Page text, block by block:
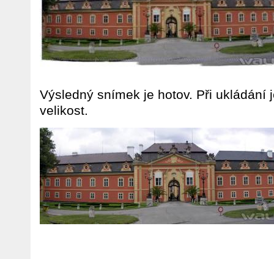
Výsledný snímek je hotov. Při ukládání
velikost.